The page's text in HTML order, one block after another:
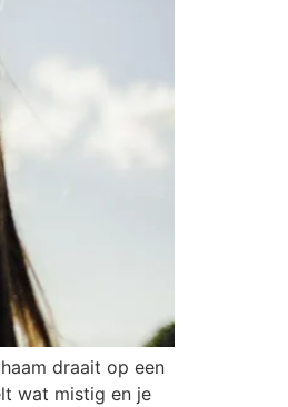
draait op een
wat mistig en je